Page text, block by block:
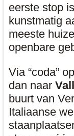
eerste stop is
kunstmatig
meeste
openbare
Via “coda”
dan naar
buurt van
Italiaanse